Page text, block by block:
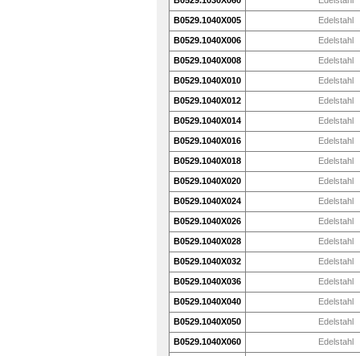
B0529.1040X005 Edelstahl
B0529.1040X006 Edelstahl
B0529.1040X008 Edelstahl
B0529.1040X010 Edelstahl
B0529.1040X012 Edelstahl
B0529.1040X014 Edelstahl
B0529.1040X016 Edelstahl
B0529.1040X018 Edelstahl
B0529.1040X020 Edelstahl
B0529.1040X024 Edelstahl
B0529.1040X026 Edelstahl
B0529.1040X028 Edelstahl
B0529.1040X032 Edelstahl
B0529.1040X036 Edelstahl
B0529.1040X040 Edelstahl
B0529.1040X050 Edelstahl
B0529.1040X060 Edelstahl